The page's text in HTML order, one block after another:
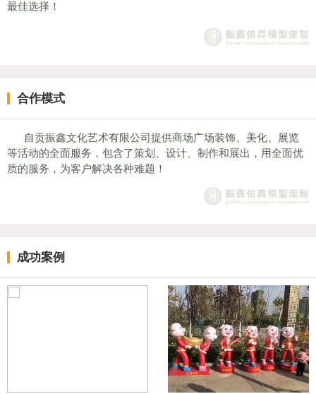
最佳选择！
合作模式
自贡振鑫文化艺术有限公司提供商场广场装饰、美化、展览
等活动的全面服务，包含了策划、设计、制作和展出，用全面优
质的服务，为客户解决各种难题！
成功案例